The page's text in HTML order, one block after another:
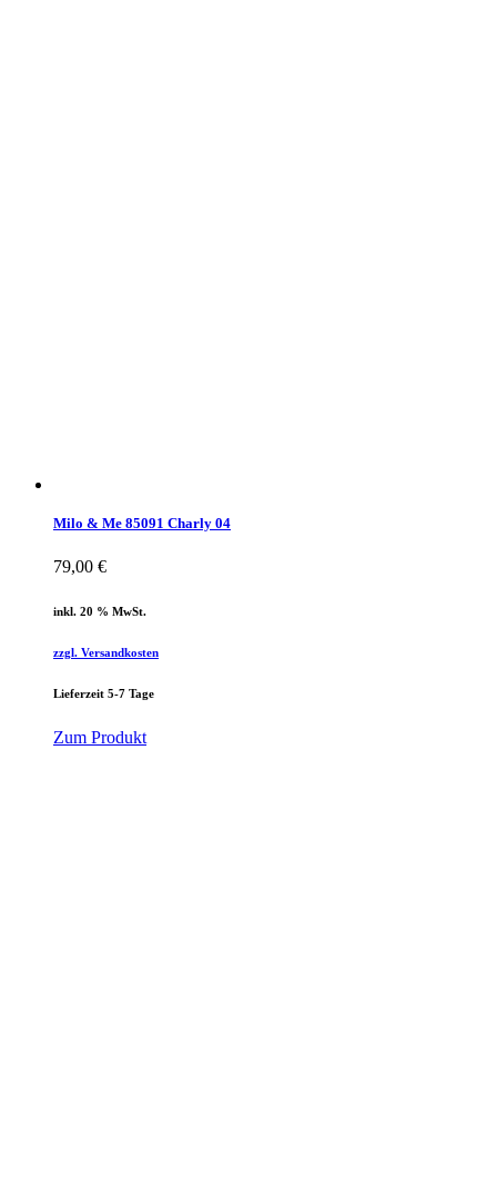
Milo & Me 85091 Charly 04
79,00 €
inkl. 20 % MwSt.
zzgl. Versandkosten
Lieferzeit 5-7 Tage
Zum Produkt